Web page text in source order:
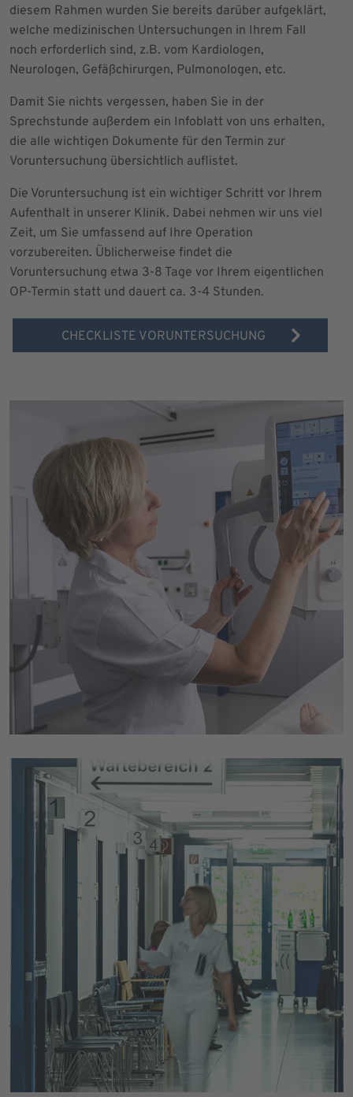
diesem Rahmen wurden Sie bereits darüber aufgeklärt,
welche medizinischen Untersuchungen in Ihrem Fall
noch erforderlich sind, z.B. vom Kardiologen,
Neurologen, Gefäßchirurgen, Pulmonologen, etc.
Damit Sie nichts vergessen, haben Sie in der
Sprechstunde außerdem ein Infoblatt von uns erhalten,
die alle wichtigen Dokumente für den Termin zur
Voruntersuchung übersichtlich auflistet.
Die Voruntersuchung ist ein wichtiger Schritt vor Ihrem
Aufenthalt in unserer Klinik. Dabei nehmen wir uns viel
Zeit, um Sie umfassend auf Ihre Operation
vorzubereiten. Üblicherweise findet die
Voruntersuchung etwa 3-8 Tage vor Ihrem eigentlichen
OP-Termin statt und dauert ca. 3-4 Stunden.
CHECKLISTE VORUNTERSUCHUNG